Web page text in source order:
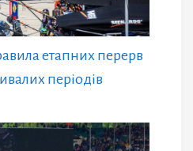
етапних перерв
періодів